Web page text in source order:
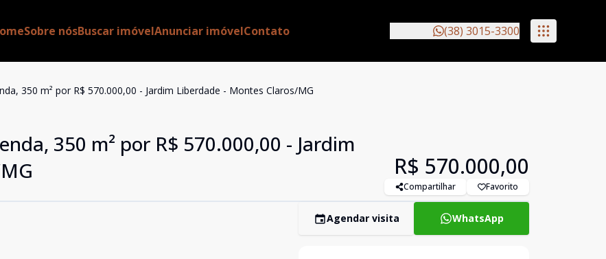
Sobre nósBuscar imóvelAnunciar imóvelContato (38) 3015-3300
350 m² por R$ 570.000,00 - Jardim Liberdade - Montes Claros/MG
350 m² por R$ 570.000,00 - Jardim
R$ 570.000,00
Compartilhar Favorito
Agendar visita WhatsApp